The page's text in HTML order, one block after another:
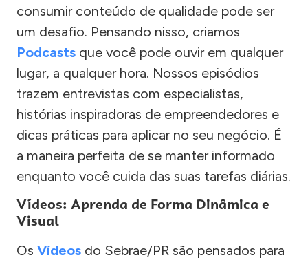
consumir conteúdo de qualidade pode ser
um desafio. Pensando nisso, criamos
Podcasts que você pode ouvir em qualquer
lugar, a qualquer hora. Nossos episódios
trazem entrevistas com especialistas,
histórias inspiradoras de empreendedores e
dicas práticas para aplicar no seu negócio. É
a maneira perfeita de se manter informado
enquanto você cuida das suas tarefas diárias.
Vídeos: Aprenda de Forma Dinâmica e
Visual
Os Vídeos do Sebrae/PR são pensados para